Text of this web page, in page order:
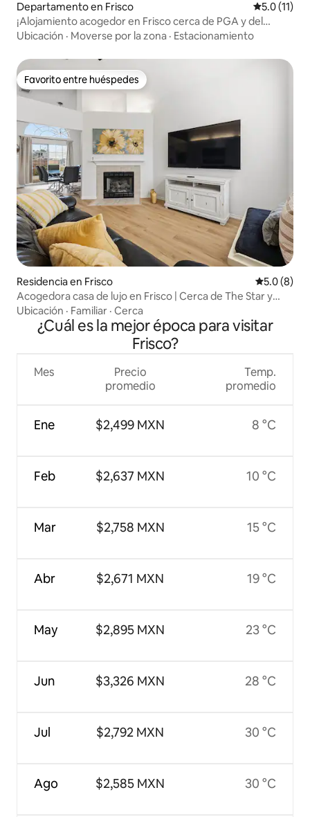
Departamento en Frisco Calificación
5.0 (11)
¡Alojamiento acogedor en Frisco cerca de PGA y del
Toyota Stadium!
Ubicación · Moverse por la zona · Estacionamiento
Favorito entre huéspedes
Favorito entre huéspedes
Residencia en Frisco
5.0 (8)
Acogedora casa de lujo en Frisco | Cerca de The Star y
PGA
Ubicación · Familiar · Cerca
¿Cuál es la mejor época para visitar
Frisco?
Mes
Ene
Feb
Mar
Abr
May
Jun
Jul
Ago
Precio
promedio
$2,499 MXN
$2,637 MXN
$2,758 MXN
$2,671 MXN
$2,895 MXN
$3,326 MXN
$2,792 MXN
$2,585 MXN
Temp.
promedio
8 °C
10 °C
15 °C
19 °C
23 °C
28 °C
30 °C
30 °C